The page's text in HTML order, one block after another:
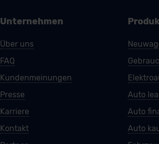
Unternehmen
Über uns
FAQ
Kundenmeinungen
Presse
Karriere
Kontakt
Auto
Auto
Auto